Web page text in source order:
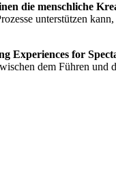
die menschliche
unterstützen
Experiences for
dem Führen und